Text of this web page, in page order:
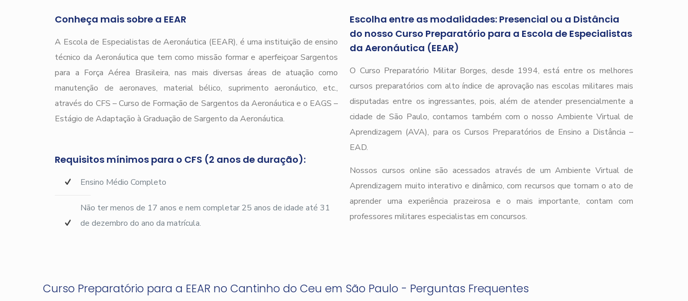
Conheça mais sobre a EEAR
A Escola de Especialistas de Aeronáutica (EEAR), é uma instituição de ensino
técnico da Aeronáutica que tem como missão formar e aperfeiçoar Sargentos
para a Força Aérea Brasileira, nas mais diversas áreas de atuação como
manutenção de aeronaves, material bélico, suprimento aeronáutico, etc.,
através do CFS – Curso de Formação de Sargentos da Aeronáutica e o EAGS –
Estágio de Adaptação à Graduação de Sargento da Aeronáutica.
Requisitos mínimos para o CFS (2 anos de duração):
Ensino Médio Completo
Não ter menos de 17 anos e nem completar 25 anos de idade até 31
de dezembro do ano da matrícula.
Escolha entre as modalidades: Presencial ou a Distância
do nosso Curso Preparatório para a Escola de Especialistas
da Aeronáutica (EEAR)
O Curso Preparatório Militar Borges, desde 1994, está entre os melhores
cursos preparatórios com alto índice de aprovação nas escolas militares mais
disputadas entre os ingressantes, pois, além de atender presencialmente a
cidade de São Paulo, contamos também com o nosso Ambiente Virtual de
Aprendizagem (AVA), para os Cursos Preparatórios de Ensino a Distância –
EAD.
Nossos cursos online são acessados através de um Ambiente Virtual de
Aprendizagem muito interativo e dinâmico, com recursos que tornam o ato de
aprender uma experiência prazeirosa e o mais importante, contam com
professores militares especialistas em concursos.
Curso Preparatório para a EEAR no Cantinho do Ceu em São Paulo - Perguntas Frequentes